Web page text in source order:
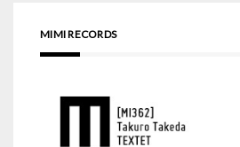
MIMI RECORDS